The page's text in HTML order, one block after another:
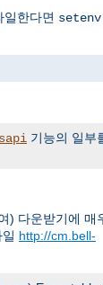
한다면 setenv
기능의 일부
) 다운받기에 매
http://cm.bell-